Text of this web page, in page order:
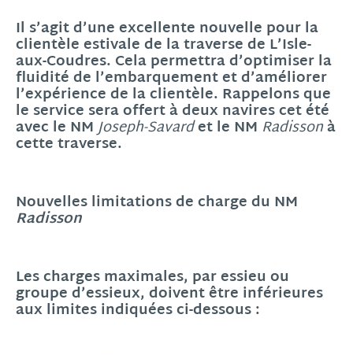
Il s’agit d’une excellente nouvelle pour la
clientèle estivale de la traverse de L’Isle-
aux-Coudres. Cela permettra d’optimiser la
fluidité de l’embarquement et d’améliorer
l’expérience de la clientèle. Rappelons que
le service sera offert à deux navires cet été
avec le NMJoseph-Savardet le NM Radissonà
cette traverse.
Nouvelles limitations de charge du NM
Radisson
Les charges maximales, par essieu ou
groupe d’essieux, doivent être inférieures
aux limites indiquées ci-dessous :